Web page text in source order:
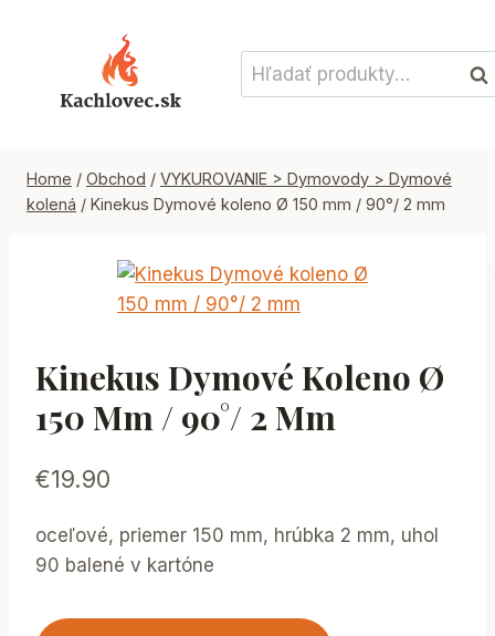
Hľadať:
Home / Obchod / VYKUROVANIE > Dymovody > Dymové
kolená / Kinekus Dymové koleno Ø 150 mm / 90°/ 2 mm
Kinekus Dymové Koleno Ø
150 Mm / 90°/ 2 Mm
€19.90
oceľové, priemer 150 mm, hrúbka 2 mm, uhol
90 balené v kartóne